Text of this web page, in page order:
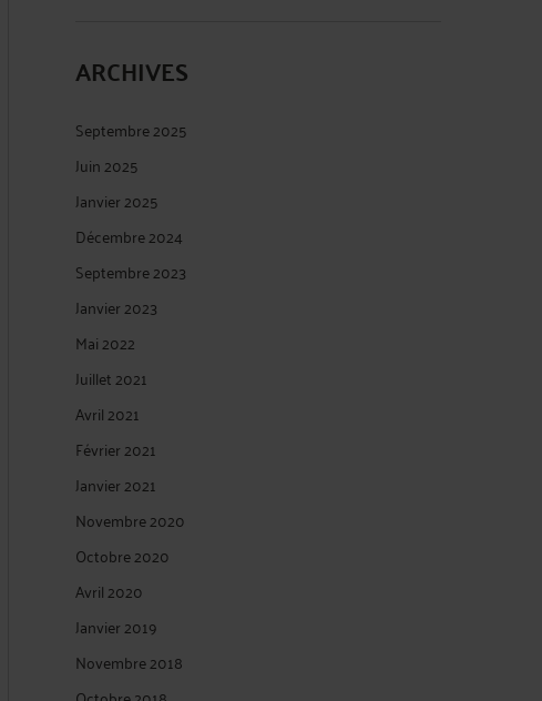
ARCHIVES
Septembre 2025
Juin 2025
Janvier 2025
Décembre 2024
Septembre 2023
Janvier 2023
Mai 2022
Juillet 2021
Avril 2021
Février 2021
Janvier 2021
Novembre 2020
Octobre 2020
Avril 2020
Janvier 2019
Novembre 2018